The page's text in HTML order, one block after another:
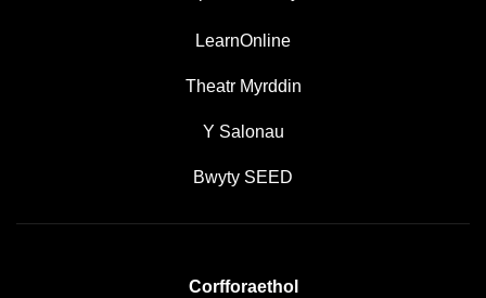
LearnOnline
Theatr Myrddin
Y Salonau
Bwyty SEED
Corfforaethol